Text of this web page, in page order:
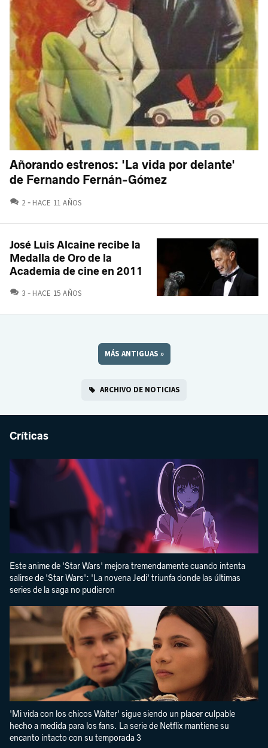
Añorando estrenos: 'La vida por delante'
de Fernando Fernán-Gómez
2 COMENTARIOS
HACE 11 AÑOS
José Luis Alcaine recibe la
Medalla de Oro de la
Academia de cine en 2011
3 COMENTARIOS
HACE 15 AÑOS
MÁS ANTIGUAS »
ARCHIVO DE NOTICIAS
Críticas
Este anime de 'Star Wars' mejora tremendamente cuando intenta
salirse de 'Star Wars': 'La novena Jedi' triunfa donde las últimas
series de la saga no pudieron
'Mi vida con los chicos Walter' sigue siendo un placer culpable
hecho a medida para los fans. La serie de Netflix mantiene su
encanto intacto con su temporada 3